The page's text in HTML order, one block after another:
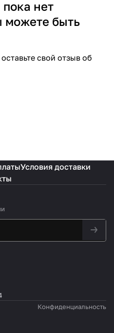
пока нет
можете быть
свой отзыв об
Условия доставки
Конфиденциальность